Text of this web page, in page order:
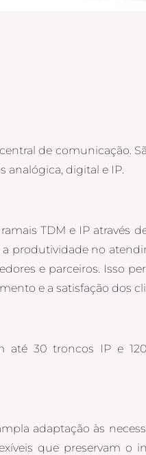
de comunicação.
analógica, digital e IP.
TDM e IP através
a produtividade no
e parceiros. Isso
e a satisfação dos
até 30 troncos IP e
adaptação às
que preservam o